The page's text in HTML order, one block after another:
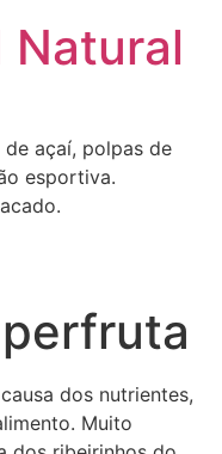
Natural
açaí, polpas de
esportiva.
dos nutrientes,
Muito